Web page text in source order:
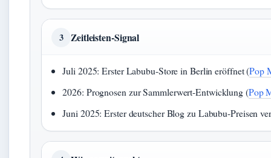
3 Zeitleisten-Signal
Juli 2025: Erster Labubu-Store in Berlin eröffnet (Pop
2026: Prognosen zur Sammlerwert-Entwicklung (Pop
Juni 2025: Erster deutscher Blog zu Labubu-Preisen